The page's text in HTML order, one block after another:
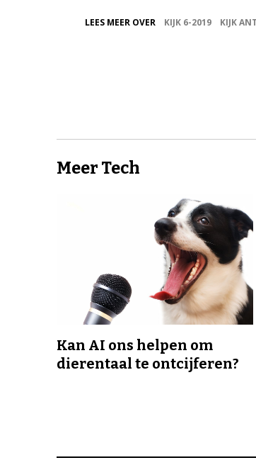
LEES MEER OVER KIJK 6-2019 KIJK
Meer Tech
Kan AI ons helpen om
dierentaal te ontcijferen?